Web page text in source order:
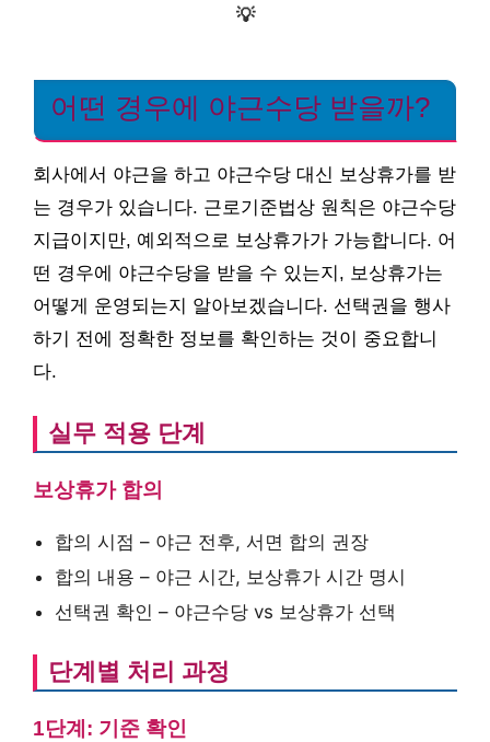
💡
어떤 경우에 야근수당 받을까?
회사에서 야근을 하고 야근수당 대신 보상휴가를 받
는 경우가 있습니다. 근로기준법상 원칙은 야근수당
지급이지만, 예외적으로 보상휴가가 가능합니다. 어
떤 경우에 야근수당을 받을 수 있는지, 보상휴가는
어떻게 운영되는지 알아보겠습니다. 선택권을 행사
하기 전에 정확한 정보를 확인하는 것이 중요합니
다.
실무 적용 단계
보상휴가 합의
합의 시점 – 야근 전후, 서면 합의 권장
합의 내용 – 야근 시간, 보상휴가 시간 명시
선택권 확인 – 야근수당 vs 보상휴가 선택
단계별 처리 과정
1단계: 기준 확인